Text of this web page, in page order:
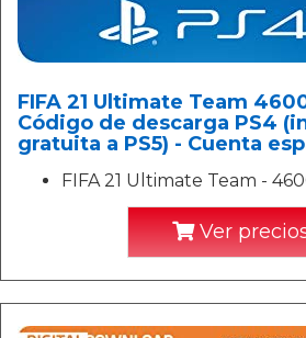
FIFA 21 Ultimate Team
Código de descarga PS4
gratuita a PS5) - Cuenta
FIFA 21 Ultimate Team -
Ver